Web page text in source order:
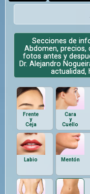
Secciones de
Abdomen, precios,
fotos antes y
Dr. Alejandro
actualidad,
Frente
y
Ceja
Cara
y
Cuello
Labio Mentón